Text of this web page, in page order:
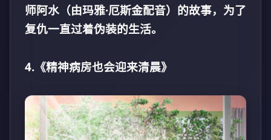
师阿水（由玛雅·厄斯金配音）的故事，为了
复仇一直过着伪装的生活。
4.《精神病房也会迎来清晨》